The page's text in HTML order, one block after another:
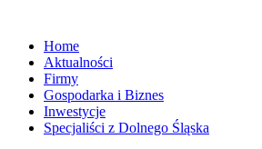
Home
Aktualności
Firmy
Gospodarka i Biznes
Inwestycje
Specjaliści z Dolnego Śląska